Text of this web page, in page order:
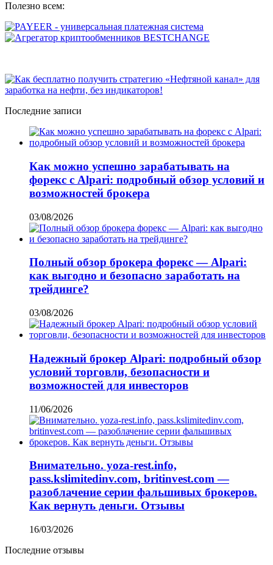
Полезно всем:
Последние записи
Как можно успешно зарабатывать на
форекс с Alpari: подробный обзор условий и
возможностей брокера
03/08/2026
Полный обзор брокера форекс — Alpari:
как выгодно и безопасно заработать на
трейдинге?
03/08/2026
Надежный брокер Alpari: подробный обзор
условий торговли, безопасности и
возможностей для инвесторов
11/06/2026
Внимательно. yoza-rest.info,
pass.kslimitedinv.com, britinvest.com —
разоблачение серии фальшивых брокеров.
Как вернуть деньги. Отзывы
16/03/2026
Последние отзывы